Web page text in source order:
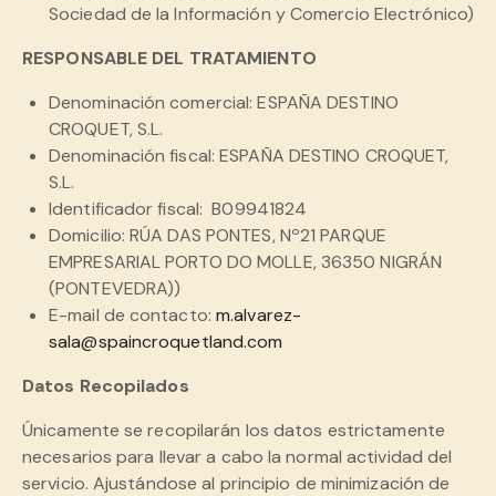
Sociedad de la Información y Comercio Electrónico)
RESPONSABLE DEL TRATAMIENTO
Denominación comercial: ESPAÑA DESTINO
CROQUET, S.L.
Denominación fiscal: ESPAÑA DESTINO CROQUET,
S.L.
Identificador fiscal: B09941824
Domicilio: RÚA DAS PONTES, Nº21 PARQUE
EMPRESARIAL PORTO DO MOLLE, 36350 NIGRÁN
(PONTEVEDRA))
E-mail de contacto: m.alvarez-
sala@spaincroquetland.com
Datos Recopilados
Únicamente se recopilarán los datos estrictamente
necesarios para llevar a cabo la normal actividad del
servicio. Ajustándose al principio de minimización de